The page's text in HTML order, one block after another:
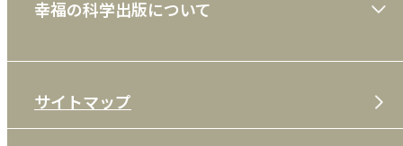
雑誌
CD
DVD・ブルーレイ
利用規約
特定商取引法
プライバシーポリシー
幸福の科学出版について
メディア・ライブラリー
サイトマップ